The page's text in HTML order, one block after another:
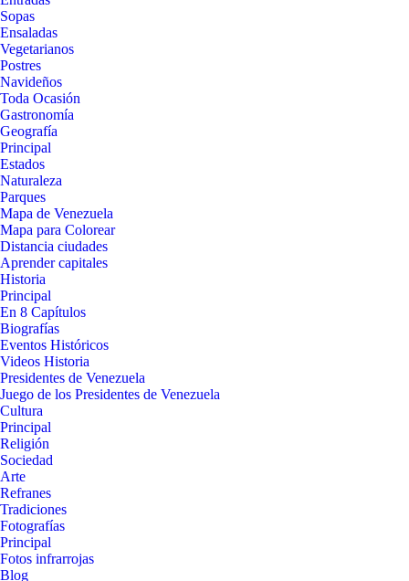
Sopas
Ensaladas
Vegetarianos
Postres
Navideños
Toda Ocasión
Gastronomía
Geografía
Principal
Estados
Naturaleza
Parques
Mapa de Venezuela
Mapa para Colorear
Distancia ciudades
Aprender capitales
Historia
Principal
En 8 Capítulos
Biografías
Eventos Históricos
Videos Historia
Presidentes de Venezuela
Juego de los Presidentes de Venezuela
Cultura
Principal
Religión
Sociedad
Arte
Refranes
Tradiciones
Fotografías
Principal
Fotos infrarrojas
Blog